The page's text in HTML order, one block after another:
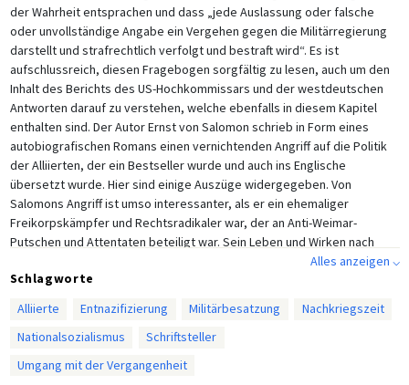
der Wahrheit entsprachen und dass „jede Auslassung oder falsche
oder unvollständige Angabe ein Vergehen gegen die Militärregierung
darstellt und strafrechtlich verfolgt und bestraft wird“. Es ist
aufschlussreich, diesen Fragebogen sorgfältig zu lesen, auch um den
Inhalt des Berichts des US-Hochkommissars und der westdeutschen
Antworten darauf zu verstehen, welche ebenfalls in diesem Kapitel
enthalten sind. Der Autor Ernst von Salomon schrieb in Form eines
autobiografischen Romans einen vernichtenden Angriff auf die Politik
der Alliierten, der ein Bestseller wurde und auch ins Englische
übersetzt wurde. Hier sind einige Auszüge widergegeben. Von
Salomons Angriff ist umso interessanter, als er ein ehemaliger
Freikorpskämpfer und Rechtsradikaler war, der an Anti-Weimar-
Putschen und Attentaten beteiligt war. Sein Leben und Wirken nach
1933 ist schwieriger zu definieren. Obwohl er nicht in der NSDAP und
ihren verschiedenen Gruppierungen aktiv war, schrieb er mehrere
antidemokratischen und antisemitischen Botschaften. Doch die
Gestapo ordnete ihn eher in die Nähe des verfemten Gregor Strasser
der NS-Bewegung ein. Zu seinen Freunden gehörten auch Männer, die
später in der Untergrund-Widerstandsgruppe „Rotes Orchester“
Alles anzeigen ⌵
Schlagworte
Alliierte
Entnazifizierung Militärbesatzung
Nachkriegszeit
Nationalsozialismus
Schriftsteller
Umgang mit der Vergangenheit